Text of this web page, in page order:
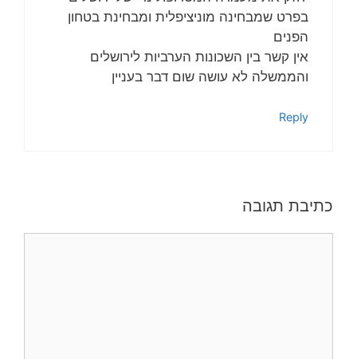
בפרט שמבחינה מוניציפלית ומבחינת בטחון
הפנים
אין קשר בין השכונות הערביות לירושלים
והממשלה לא עושה שום דבר בעניין
Reply
כתיבת תגובה